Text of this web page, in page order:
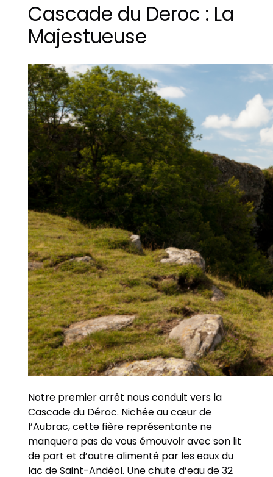
Cascade du Deroc : La
Majestueuse
Notre premier arrêt nous conduit vers la
Cascade du Déroc. Nichée au cœur de
l’Aubrac, cette fière représentante ne
manquera pas de vous émouvoir avec son lit
de part et d’autre alimenté par les eaux du
lac de Saint-Andéol. Une chute d’eau de 32